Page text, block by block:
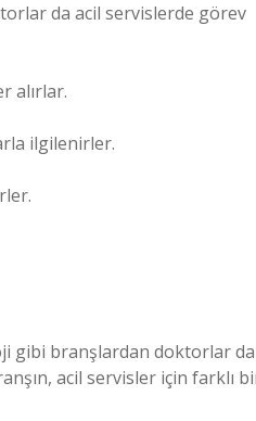
da acil servislerde görev
alırlar.
ilgilenirler.
gibi branşlardan doktorlar da
acil servisler için farklı